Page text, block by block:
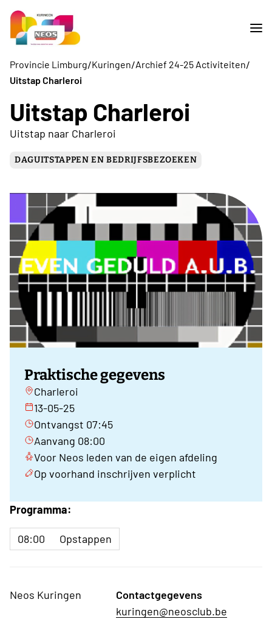
Provincie Limburg/Kuringen/Archief 24-25 Activiteiten/
Uitstap Charleroi
Uitstap Charleroi
Uitstap naar Charleroi
DAGUITSTAPPEN EN BEDRIJFSBEZOEKEN
Praktische gegevens
Charleroi
13-05-25
Ontvangst 07:45
Aanvang 08:00
Voor Neos leden van de eigen afdeling
Op voorhand inschrijven verplicht
Programma:
08:00 Opstappen
Neos Kuringen
Contactgegevens
kuringen@neosclub.be